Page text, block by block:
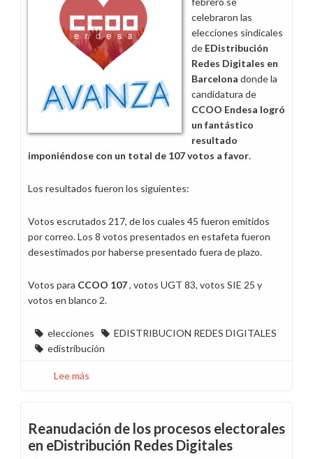
Cataluña
celebraron las
elecciones sindicales
de EDistribución
Redes Digitales en
Barcelona donde la
candidatura de
CCOO Endesa logró
un fantástico
resultado
imponiéndose con un total de 107 votos a favor.
Los resultados fueron los siguientes:
Votos escrutados 217, de los cuales 45 fueron emitidos
por correo. Los 8 votos presentados en estafeta fueron
desestimados por haberse presentado fuera de plazo.
Votos para CCOO 107, votos UGT 83, votos SIE 25 y
votos en blanco 2.
elecciones
EDISTRIBUCION REDES DIGITALES
edistribución
Lee más
las
elecciones
sindicales
Reanudación de los procesos electorales
en eDistribución Redes Digitales